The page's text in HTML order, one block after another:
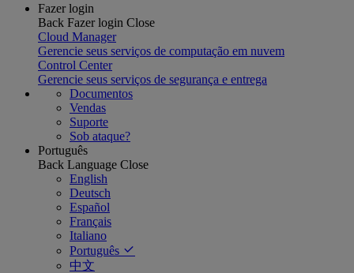
Fazer login
Back Fazer login Close
Cloud Manager
Gerencie seus serviços de computação em nuvem
Control Center
Gerencie seus serviços de segurança e entrega
Documentos
Vendas
Suporte
Sob ataque?
Português
Back Language Close
English
Deutsch
Español
Français
Italiano
Português
中文